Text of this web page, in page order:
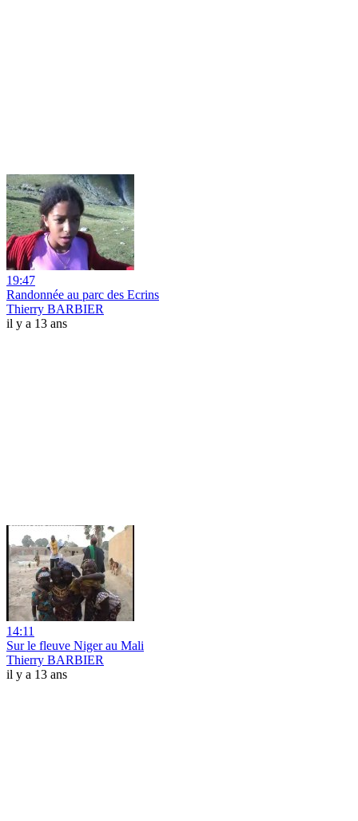
19:47
Randonnée au parc des Ecrins
Thierry BARBIER
il y a 13 ans
14:11
Sur le fleuve Niger au Mali
Thierry BARBIER
il y a 13 ans